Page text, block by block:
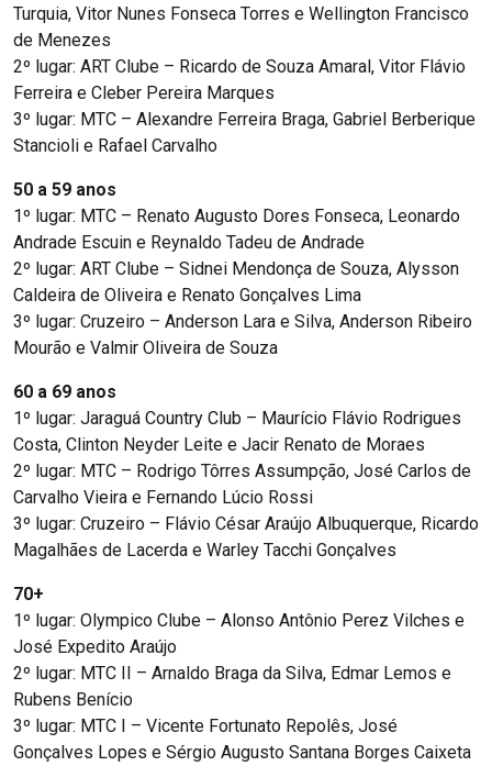
Turquia, Vitor Nunes Fonseca Torres e Wellington Francisco
de Menezes
2º lugar: ART Clube – Ricardo de Souza Amaral, Vitor Flávio
Ferreira e Cleber Pereira Marques
3º lugar: MTC – Alexandre Ferreira Braga, Gabriel Berberique
Stancioli e Rafael Carvalho
50 a 59 anos
1º lugar: MTC – Renato Augusto Dores Fonseca, Leonardo
Andrade Escuin e Reynaldo Tadeu de Andrade
2º lugar: ART Clube – Sidnei Mendonça de Souza, Alysson
Caldeira de Oliveira e Renato Gonçalves Lima
3º lugar: Cruzeiro – Anderson Lara e Silva, Anderson Ribeiro
Mourão e Valmir Oliveira de Souza
60 a 69 anos
1º lugar: Jaraguá Country Club – Maurício Flávio Rodrigues
Costa, Clinton Neyder Leite e Jacir Renato de Moraes
2º lugar: MTC – Rodrigo Tôrres Assumpção, José Carlos de
Carvalho Vieira e Fernando Lúcio Rossi
3º lugar: Cruzeiro – Flávio César Araújo Albuquerque, Ricardo
Magalhães de Lacerda e Warley Tacchi Gonçalves
70+
1º lugar: Olympico Clube – Alonso Antônio Perez Vilches e
José Expedito Araújo
2º lugar: MTC II – Arnaldo Braga da Silva, Edmar Lemos e
Rubens Benício
3º lugar: MTC I – Vicente Fortunato Repolês, José
Gonçalves Lopes e Sérgio Augusto Santana Borges Caixeta